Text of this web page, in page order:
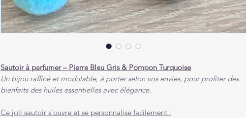
Sautoir à parfumer – Pierre Bleu Gris & Pompon Turquoise
Un bijou raffiné et modulable, à porter selon vos envies, pour profiter des
bienfaits des huiles essentielles avec élégance.
Ce joli sautoir s’ouvre et se personnalise facilement :